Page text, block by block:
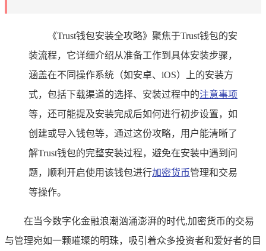
《Trust钱包安装全攻略》聚焦于Trust钱包的安
装流程，它详细介绍从准备工作到具体安装步骤，
涵盖在不同操作系统（如安卓、iOS）上的安装方
式，包括下载渠道的选择、安装过程中的注意事项
等，还可能提及安装完成后如何进行初步设置，如
创建或导入钱包等，通过这份攻略，用户能清晰了
解Trust钱包的完整安装过程，避免在安装中遇到问
题，顺利开启使用该钱包进行加密货币管理和交易
等操作。
在当今数字化金融浪潮汹涌澎湃的时代,加密货币的交易
与管理宛如一颗璀璨的明珠，吸引着众多投资者和爱好者的目